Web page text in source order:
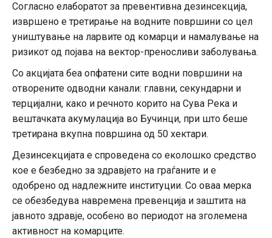
Согласно елаборатот за превентивна дезинсекција,
извршено е третирање на водните површини со цел
уништување на ларвите од комарци и намалување на
ризикот од појава на вектор-преносливи заболувања.
Со акцијата беа опфатени сите водни површини на
отворените одводни канали: главни, секундарни и
терцијални, како и речното корито на Сува Река и
вештачката акумулација во Бучинци, при што беше
третирана вкупна површина од 50 хектари.
Дезинсекцијата е спроведена со еколошко средство
кое е безбедно за здравјето на граѓаните и е
одобрено од надлежните институции. Со оваа мерка
се обезбедува навремена превенција и заштита на
јавното здравје, особено во периодот на зголемена
активност на комарците.